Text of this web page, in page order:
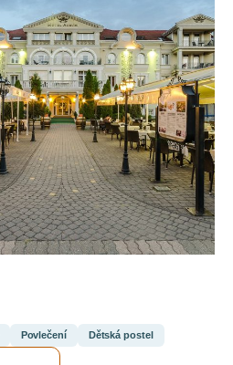
Povlečení Dětská postel